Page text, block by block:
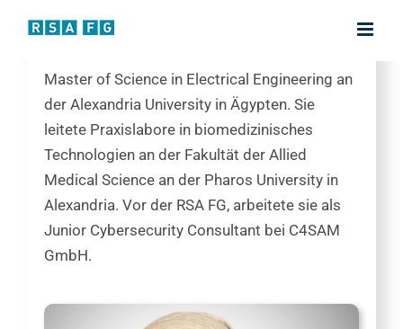
Inhalt
Master of Science in Electrical Engineering an
der Alexandria University in Ägypten. Sie
leitete Praxislabore in biomedizinisches
Technologien an der Fakultät der Allied
Medical Science an der Pharos University in
Alexandria. Vor der RSA FG, arbeitete sie als
Junior Cybersecurity Consultant bei C4SAM
GmbH.